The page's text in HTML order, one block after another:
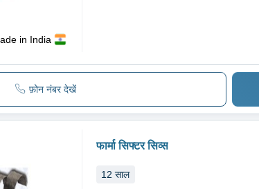
in India
फ़ोन नंबर देखें
फार्मा सिफ्टर सिव्स
12 साल